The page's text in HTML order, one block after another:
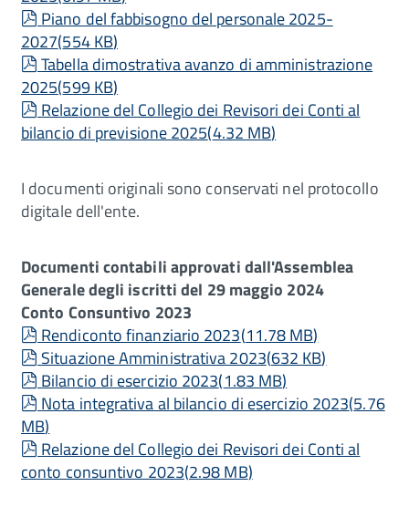
pdf
Piano del fabbisogno del personale 2025-
2027(554 KB)
pdf
Tabella dimostrativa avanzo di amministrazione
2025(599 KB)
pdf
Relazione del Collegio dei Revisori dei Conti al
bilancio di previsione 2025(4.32 MB)
I documenti originali sono conservati nel protocollo
digitale dell'ente.
Documenti contabili approvati dall'Assemblea
Generale degli iscritti del 29 maggio 2024
Conto Consuntivo 2023
pdf
Rendiconto finanziario 2023(11.78 MB)
pdf
Situazione Amministrativa 2023(632 KB)
pdf
Bilancio di esercizio 2023(1.83 MB)
pdf
Nota integrativa al bilancio di esercizio 2023(5.76
MB)
pdf
Relazione del Collegio dei Revisori dei Conti al
conto consuntivo 2023(2.98 MB)